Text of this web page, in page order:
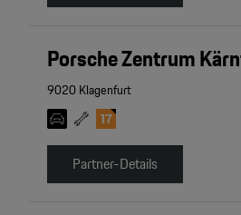
Porsche Zentrum
9020 Klagenfurt
Partner-Details